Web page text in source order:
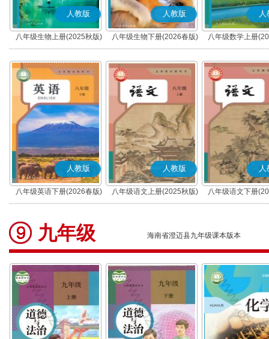
人教版
八年级生物上册(2025秋版)
人教版
八年级生物下册(2026春版)
人
八年级数学上册
人教版
八年级英语下册(2026春版)
人教版
八年级语文上册(2025秋版)
(部编版)
人
八年级语文下册
(部编版)
九年级 海南省澄迈县九年级课本版本